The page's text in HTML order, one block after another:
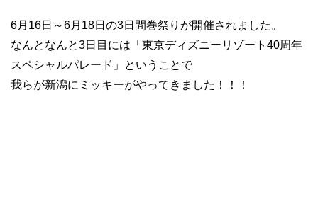
6月16日～6月18日の3日間巻祭りが開催されました。
なんとなんと3日目には「東京ディズニーリゾート40周年
スペシャルパレード」ということで
我らが新潟にミッキーがやってきました！！！